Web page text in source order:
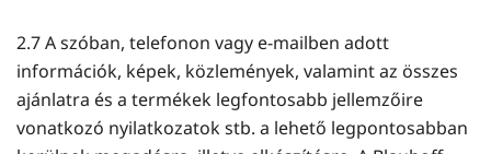
2.7 A szóban, telefonon vagy e-mailben adott
információk, képek, közlemények, valamint az összes
ajánlatra és a termékek legfontosabb jellemzőire
vonatkozó nyilatkozatok stb. a lehető legpontosabban